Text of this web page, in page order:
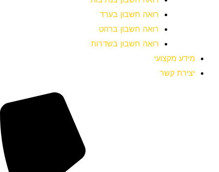
רואה חשבון בערד
רואה חשבון ברהט
רואה חשבון בשדרות
מידע מקצועי
יצירת קשר